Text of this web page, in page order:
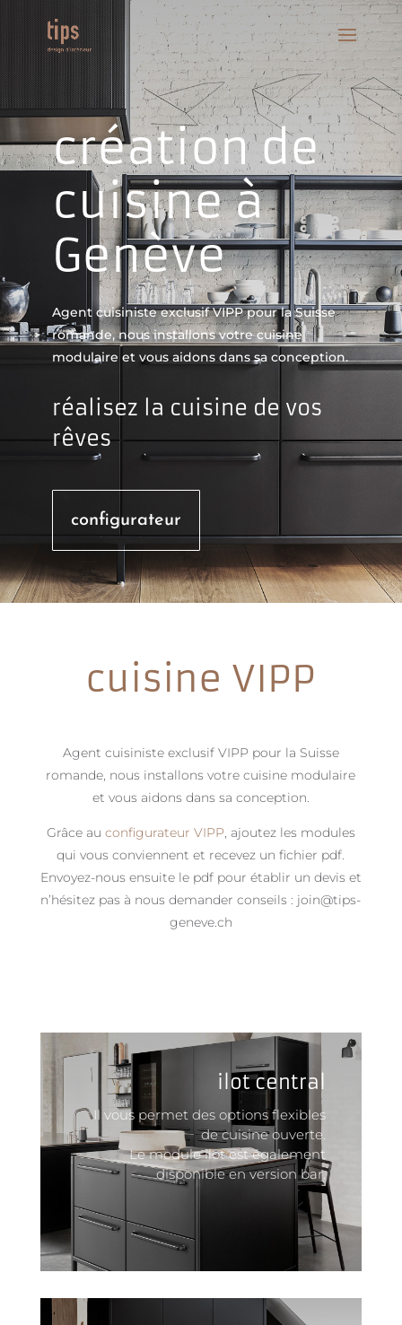
création de
cuisine à
Genève
Agent cuisiniste exclusif VIPP pour la Suisse
romande, nous installons votre cuisine
modulaire et vous aidons dans sa conception.
réalisez la cuisine de vos
rêves
configurateur
cuisine VIPP
Agent cuisiniste exclusif VIPP pour la Suisse
romande, nous installons votre cuisine modulaire
et vous aidons dans sa conception.
Grâce au configurateur VIPP, ajoutez les modules
qui vous conviennent et recevez un fichier pdf.
Envoyez-nous ensuite le pdf pour établir un devis et
n’hésitez pas à nous demander conseils : join@tips-
geneve.ch
ilot central
Il vous permet des options flexibles
de cuisine ouverte.
Le module îlot est également
disponible en version bar.